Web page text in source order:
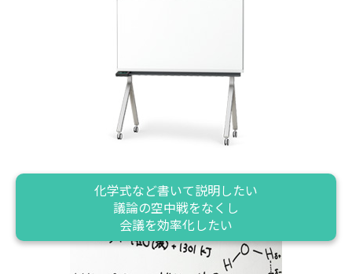
化学式など書いて説明したい
議論の空中戦をなくし
会議を効率化したい